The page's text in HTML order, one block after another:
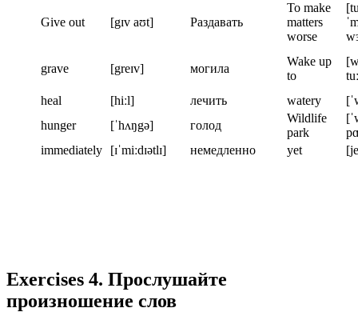
Give out [gɪv aʊt] Раздавать
To make
matters
worse
grave [greɪv] могила
Wake up
to
heal
[hiːl] лечить watery
hunger
[ˈhʌŋgə] голод
Wildlife
park
immediately
[ɪˈmiːdɪətlɪ] немедленно yet
Exercises 4. Прослушайте
произношение слов